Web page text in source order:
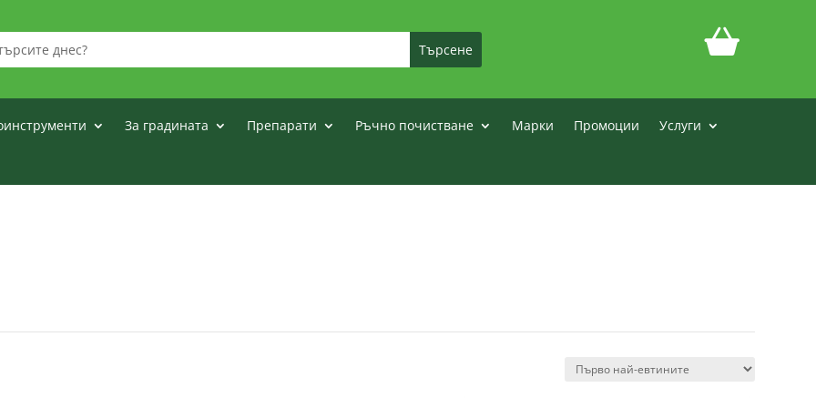
За градината Препарати Ръчно почистване Марки Промоции
Услуги